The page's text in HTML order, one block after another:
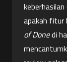
apakah fitur
of Done di